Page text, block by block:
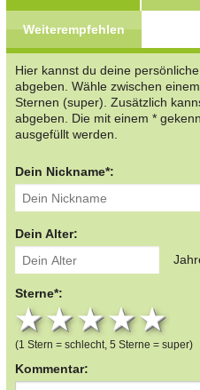
Weiterempfehlen
Hier kannst du deine
abgeben. Wähle zwischen
Sternen (super). Zusätzlich
abgeben. Die mit einem *
ausgefüllt werden.
Dein Nickname*:
Dein Alter:
Sterne*:
4
3 stars
2 stars
1 star
(1 Stern = schlecht, 5 Sterne = super)
Kommentar: